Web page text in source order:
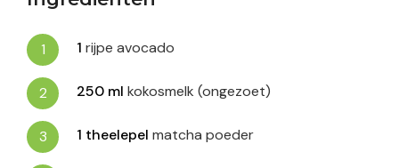
1 rijpe avocado
250 ml kokosmelk (ongezoet)
1 theelepel matcha poeder